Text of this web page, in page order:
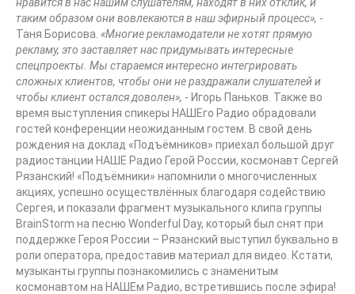
таким образом они вовлекаются в наш эфирный процесс», -
Таня Борисова. «Многие рекламодатели не хотят прямую
рекламу, это заставляет нас придумывать интересные
спецпроекты. Мы стараемся интересно интегрировать
сложных клиентов, чтобы они не раздражали слушателей и
чтобы клиент остался доволен», - Игорь Паньков. Также во
время выступления спикеры НАШЕго Радио обрадовали
гостей конференции неожиданным гостем. В свой день
рождения на доклад «Подъёмников» приехал большой друг
радиостанции НАШЕ Радио Герой России, космонавт Сергей
Рязанский! «Подъёмники» напомнили о многочисленных
акциях, успешно осуществлённых благодаря содействию
Сергея, и показали фрагмент музыкального клипа группы
BrainStorm на песню Wonderful Day, который был снят при
поддержке Героя России – Рязанский выступил буквально в
роли оператора, предоставив материал для видео. Кстати,
музыканты группы познакомились с знаменитым
космонавтом на НАШЕм Радио, встретившись после эфира!